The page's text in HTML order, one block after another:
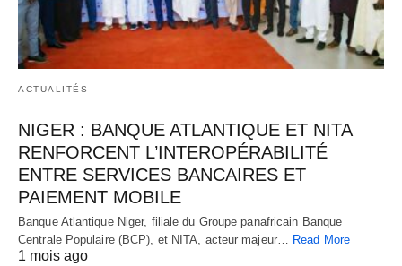
ACTUALITÉS
NIGER : BANQUE ATLANTIQUE ET NITA
RENFORCENT L’INTEROPÉRABILITÉ
ENTRE SERVICES BANCAIRES ET
PAIEMENT MOBILE
Banque Atlantique Niger, filiale du Groupe panafricain Banque
Centrale Populaire (BCP), et NITA, acteur majeur…
Read More
1 mois ago